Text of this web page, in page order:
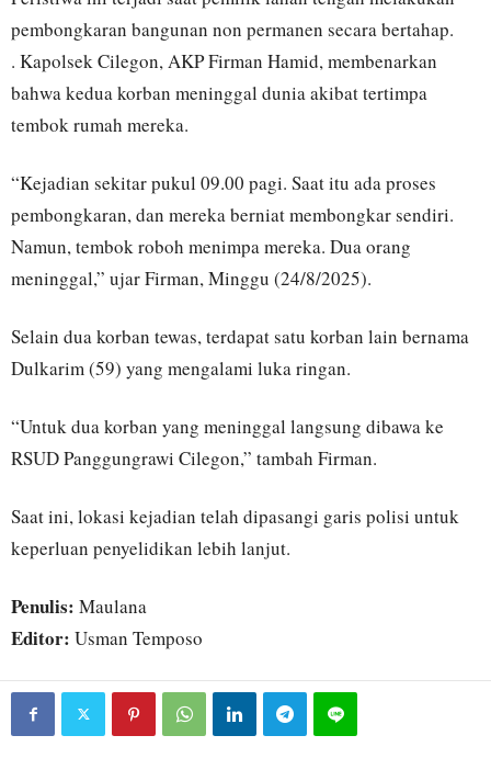
pembongkaran bangunan non permanen secara bertahap.
. Kapolsek Cilegon, AKP Firman Hamid, membenarkan
bahwa kedua korban meninggal dunia akibat tertimpa
tembok rumah mereka.
“Kejadian sekitar pukul 09.00 pagi. Saat itu ada proses
pembongkaran, dan mereka berniat membongkar sendiri.
Namun, tembok roboh menimpa mereka. Dua orang
meninggal,” ujar Firman, Minggu (24/8/2025).
Selain dua korban tewas, terdapat satu korban lain bernama
Dulkarim (59) yang mengalami luka ringan.
“Untuk dua korban yang meninggal langsung dibawa ke
RSUD Panggungrawi Cilegon,” tambah Firman.
Saat ini, lokasi kejadian telah dipasangi garis polisi untuk
keperluan penyelidikan lebih lanjut.
Penulis: Maulana
Editor: Usman Temposo